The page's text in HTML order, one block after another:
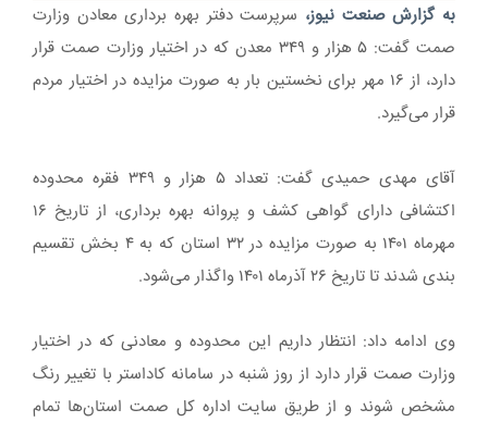
به گزارش صنعت نیوز، سرپرست دفتر بهره برداری معادن وزارت
صمت گفت: ۵ هزار و ۳۴۹ معدن که در اختیار وزارت صمت قرار
دارد، از ۱۶ مهر برای نخستین بار به صورت مزایده در اختیار مردم
قرار می‌گیرد.
آقای مهدی حمیدی گفت: تعداد ۵ هزار و ۳۴۹ فقره محدوده
اکتشافی دارای گواهی کشف و پروانه‌ بهره برداری، از تاریخ ۱۶
مهرماه ۱۴۰۱ به صورت مزایده در ۳۲ استان که به ۴ بخش تقسیم
بندی شدند تا تاریخ ۲۶ آذرماه ۱۴۰۱ واگذار می‌شود.
وی ادامه داد: انتظار داریم این محدوده و معادنی که در اختیار
وزارت صمت قرار دارد از روز شنبه در سامانه کاداستر با تغییر رنگ
مشخص شوند و از طریق سایت اداره کل صمت استان‌ها تمام